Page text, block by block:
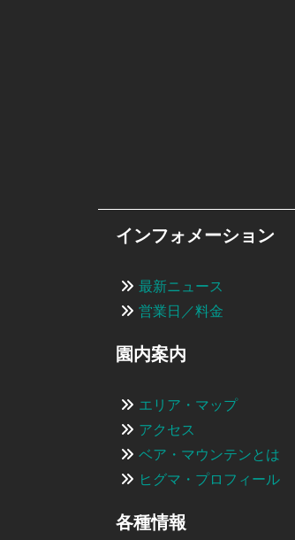
インフォメーション
最新ニュース
営業日／料金
園内案内
エリア・マップ
アクセス
ベア・マウンテンとは
ヒグマ・プロフィール
各種情報